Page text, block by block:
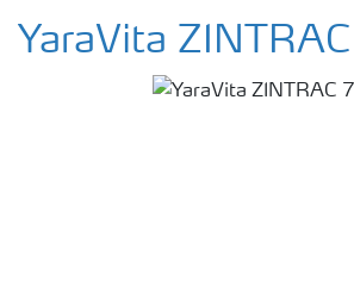
YaraVita